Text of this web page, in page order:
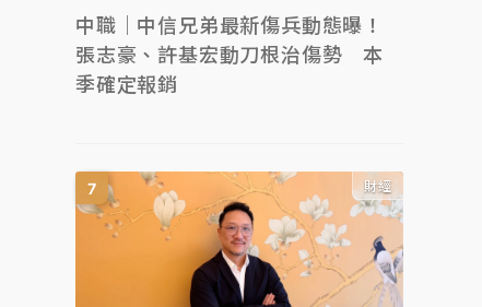
中職｜中信兄弟最新傷兵動態曝！
張志豪、許基宏動刀根治傷勢 本
季確定報銷
財經